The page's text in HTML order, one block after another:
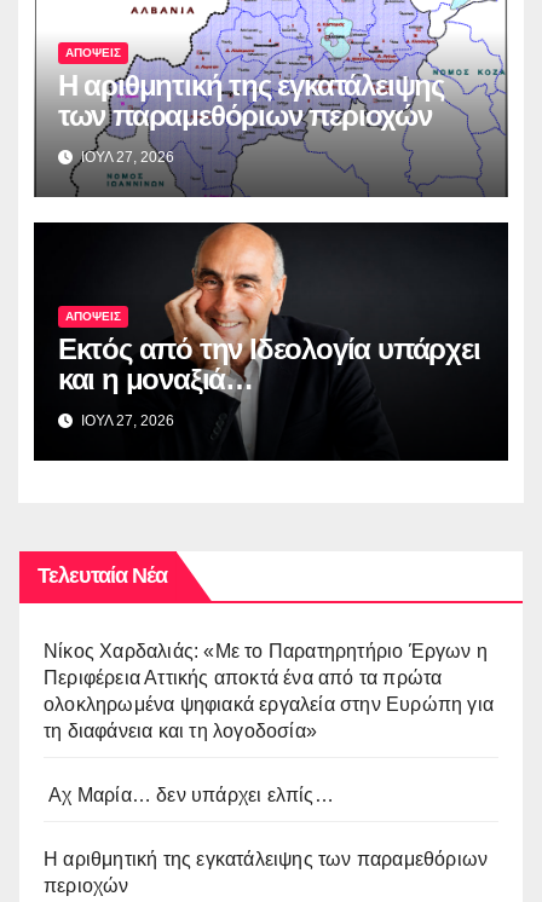
ΑΠΟΨΕΙΣ
Η αριθμητική της εγκατάλειψης
των παραμεθόριων περιοχών
ΙΟΥΛ 27, 2026
ΑΠΟΨΕΙΣ
Εκτός από την Ιδεολογία υπάρχει
και η μοναξιά…
ΙΟΥΛ 27, 2026
Τελευταία Νέα
Νίκος Χαρδαλιάς: «Με το Παρατηρητήριο Έργων η
Περιφέρεια Αττικής αποκτά ένα από τα πρώτα
ολοκληρωμένα ψηφιακά εργαλεία στην Ευρώπη για
τη διαφάνεια και τη λογοδοσία»
Αχ Μαρία… δεν υπάρχει ελπίς…
Η αριθμητική της εγκατάλειψης των παραμεθόριων
περιοχών